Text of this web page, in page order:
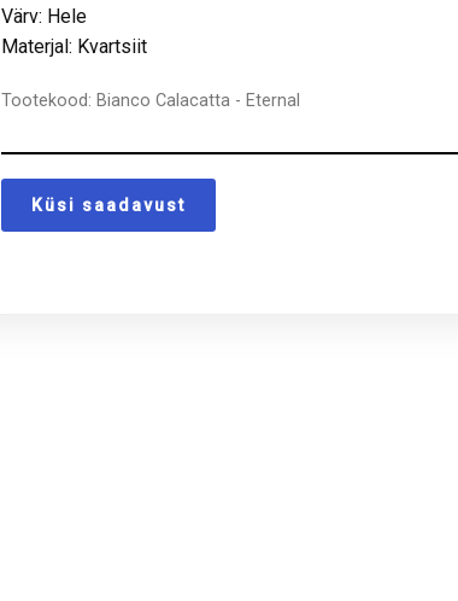
Värv: Hele
Materjal: Kvartsiit
Tootekood:Bianco Calacatta - Eternal
Küsi saadavust